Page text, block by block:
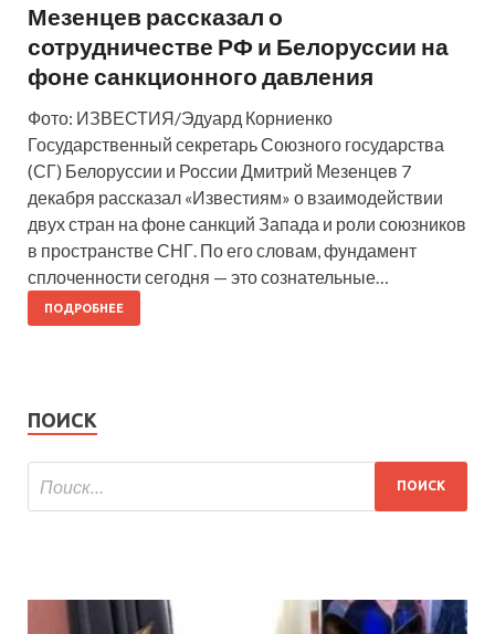
Мезенцев рассказал о
сотрудничестве РФ и Белоруссии на
фоне санкционного давления
Фото: ИЗВЕСТИЯ/Эдуард Корниенко
Государственный секретарь Союзного государства
(СГ) Белоруссии и России Дмитрий Мезенцев 7
декабря рассказал «Известиям» о взаимодействии
двух стран на фоне санкций Запада и роли союзников
в пространстве СНГ. По его словам, фундамент
сплоченности сегодня — это сознательные…
ПОДРОБНЕЕ
ПОИСК